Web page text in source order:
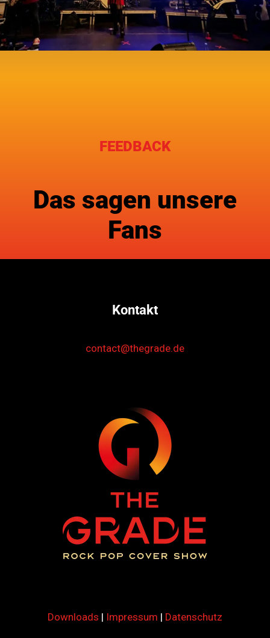
FEEDBACK
Das sagen unsere
Fans
Kontakt
contact@thegrade.de
Downloads | Impressum | Datenschutz